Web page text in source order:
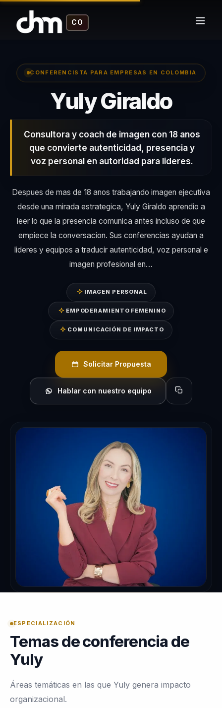
CO
CONFERENCISTA PARA EMPRESAS EN COLOMBIA
Yuly Giraldo–
Consultora y coach de imagen con 18 anos
que convierte autenticidad, presencia y
voz personal en autoridad para lideres.
Despues de mas de 18 anos trabajando imagen ejecutiva
desde una mirada estrategica, Yuly Giraldo aprendio a
leer lo que la presencia comunica antes incluso de que
empiece la conversacion. Sus conferencias ayudan a
lideres y equipos a traducir autenticidad, voz personal e
imagen profesional en…
IMAGEN PERSONAL
EMPODERAMIENTO FEMENINO
COMUNICACIÓN DE IMPACTO
Solicitar Propuesta
Hablar con nuestro equipo Copiar perfil
ESPECIALIZACIÓN
Temas de conferencia de
Yuly
Áreas temáticas en las que Yuly genera impacto
organizacional.